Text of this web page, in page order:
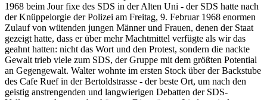
1968 beim Jour fixe des SDS in der Alten Uni - der SDS hatte nach
der Knüppelorgie der Polizei am Freitag, 9. Februar 1968 enormen
Zulauf von wütenden jungen Männer und Frauen, denen der Staat
gezeigt hatte, dass er über mehr Machtmittel verfügte als wir das
geahnt hatten: nicht das Wort und den Protest, sondern die nackte
Gewalt trieb viele zum SDS, der Gruppe mit dem größten Potential
an Gegengewalt. Walter wohnte im ersten Stock über der Backstube
des Cafe Ruef in der Bertoldstrasse - der beste Ort, um nach den
geistig anstrengenden und langwierigen Debatten der SDS-